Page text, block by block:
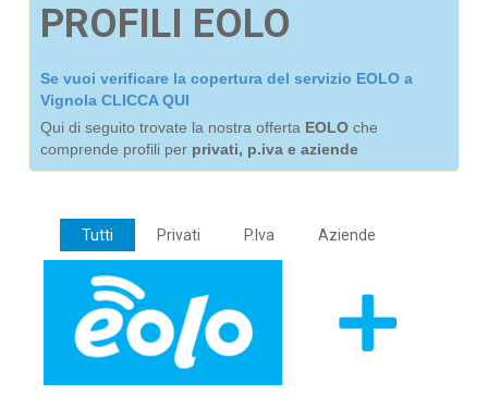
PROFILI EOLO
Se vuoi verificare la copertura del servizio EOLO a
Vignola CLICCA QUI
Qui di seguito trovate la nostra offerta EOLO che
comprende profili per privati, p.iva e aziende
Tutti Privati P.Iva Aziende